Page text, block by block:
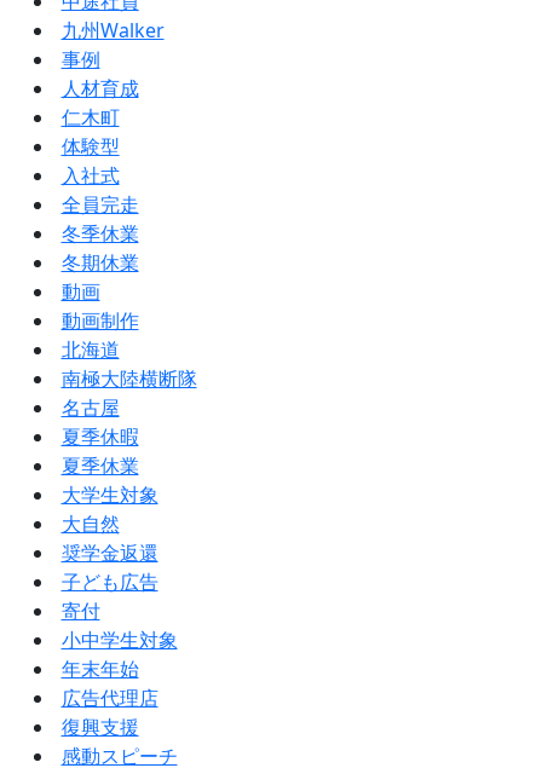
九州Walker
事例
人材育成
仁木町
体験型
入社式
全員完走
冬季休業
冬期休業
動画
動画制作
北海道
南極大陸横断隊
名古屋
夏季休暇
夏季休業
大学生対象
大自然
奨学金返還
子ども広告
寄付
小中学生対象
年末年始
広告代理店
復興支援
感動スピーチ